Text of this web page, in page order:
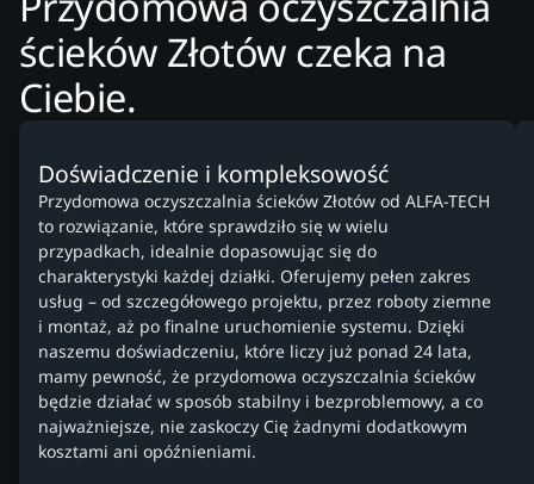
ścieków Złotów czeka na
Ciebie.
Doświadczenie i kompleksowość
Przydomowa oczyszczalnia ścieków Złotów od ALFA-TECH
to rozwiązanie, które sprawdziło się w wielu
przypadkach, idealnie dopasowując się do
charakterystyki każdej działki. Oferujemy pełen zakres
usług – od szczegółowego projektu, przez roboty ziemne
i montaż, aż po finalne uruchomienie systemu. Dzięki
naszemu doświadczeniu, które liczy już ponad 24 lata,
mamy pewność, że przydomowa oczyszczalnia ścieków
będzie działać w sposób stabilny i bezproblemowy, a co
najważniejsze, nie zaskoczy Cię żadnymi dodatkowym
kosztami ani opóźnieniami.